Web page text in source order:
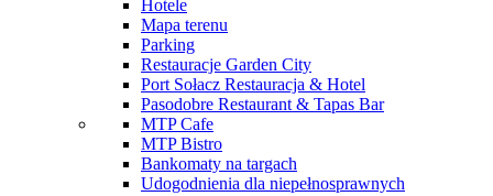
Hotele
Mapa terenu
Parking
Restauracje Garden City
Port Sołacz Restauracja & Hotel
Pasodobre Restaurant & Tapas Bar
MTP Cafe
MTP Bistro
Bankomaty na targach
Udogodnienia dla niepełnosprawnych